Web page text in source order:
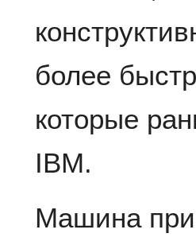
более
которые
IBM.
Машина